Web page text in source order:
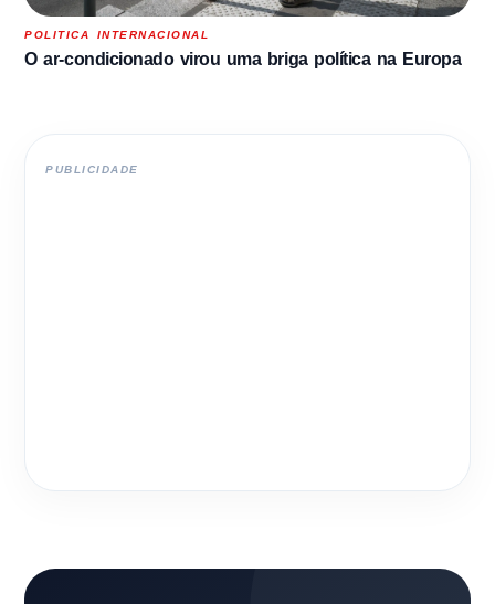
POLITICA INTERNACIONAL
O ar-condicionado virou uma briga política na Europa
PUBLICIDADE